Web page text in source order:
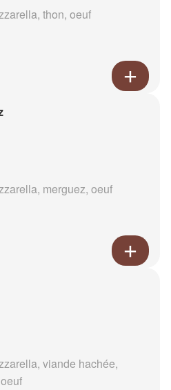
thon, oeuf
merguez, oeuf
viande hachée,